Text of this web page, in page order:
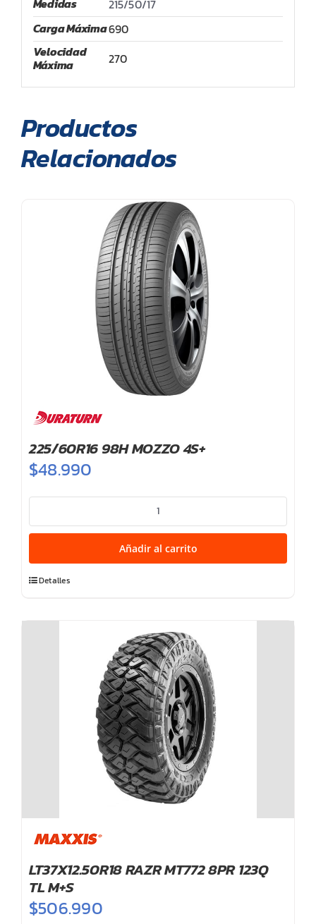
Medidas
215/50/17
Carga Máxima690
Velocidad
Máxima 270
Productos
Relacionados
225/60R16 98H MOZZO 4S+
$48.990
98H
MOZZO
cantidad
Añadir al carrito
Detalles
LT37X12.50R18 RAZR MT772 8PR 123Q
TL M+S
$506.990